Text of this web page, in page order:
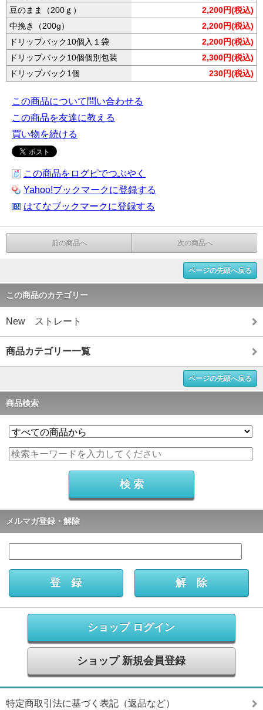
豆のまま（200ｇ）
2,200円(税込)
中挽き（200g）
2,200円(税込)
ドリップバック10個入１袋
2,200円(税込)
ドリップバック10個個別包装
2,300円(税込)
ドリップバック1個
230円(税込)
この商品について問い合わせる
この商品を友達に教える
買い物を続ける
この商品をログピでつぶやく
Yahoo!ブックマークに登録する
はてなブックマークに登録する
前の商品へ 次の商品へ
ページの先頭へ戻る
この商品のカテゴリー
New ストレート
商品カテゴリー一覧
ページの先頭へ戻る
商品検索
メルマガ登録・解除
ショップ ログイン
ショップ 新規会員登録
特定商取引法に基づく表記（返品など）